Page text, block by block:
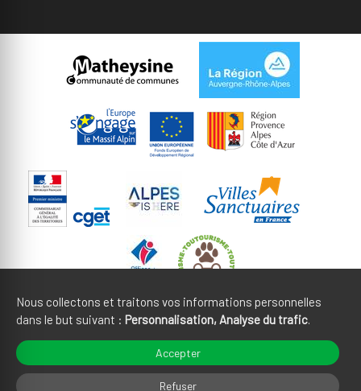
Gestion des cookies Crédits
Nous collectons et traitons vos informations personnelles
dans le but suivant : Personnalisation, Analyse du trafic.
Accepter
Refuser